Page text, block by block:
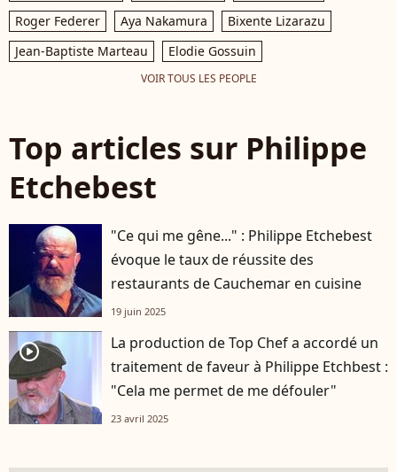
Roger Federer
Aya Nakamura
Bixente Lizarazu
Jean-Baptiste Marteau
Elodie Gossuin
VOIR TOUS LES PEOPLE
Top articles sur Philippe
Etchebest
"Ce qui me gêne..." : Philippe Etchebest
évoque le taux de réussite des
restaurants de Cauchemar en cuisine
19 juin 2025
player2
La production de Top Chef a accordé un
traitement de faveur à Philippe Etchbest :
"Cela me permet de me défouler"
23 avril 2025